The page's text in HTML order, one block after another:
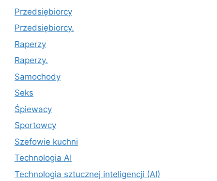
Przedsiębiorcy
Przedsiębiorcy.
Raperzy
Raperzy.
Samochody
Seks
Śpiewacy
Sportowcy
Szefowie kuchni
Technologia AI
Technologia sztucznej inteligencji (AI)